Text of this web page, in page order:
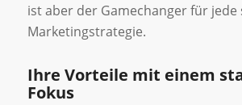
ist aber der Gamechanger für jede
Marketingstrategie.
Ihre Vorteile mit einem
Fokus